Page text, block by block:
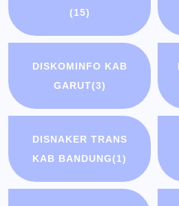
(15)
DISKOMINFO KAB
GARUT(3)
DISNAKER TRANS
KAB BANDUNG(1)